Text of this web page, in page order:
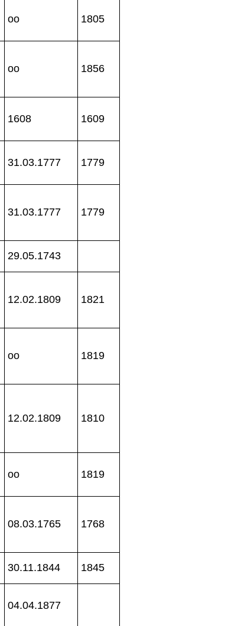
oo 1805
oo 1856
1608 1609
31.03.1777 1779
31.03.1777 1779
29.05.1743
12.02.1809 1821
oo 1819
12.02.1809 1810
oo 1819
08.03.1765 1768
30.11.1844 1845
04.04.1877